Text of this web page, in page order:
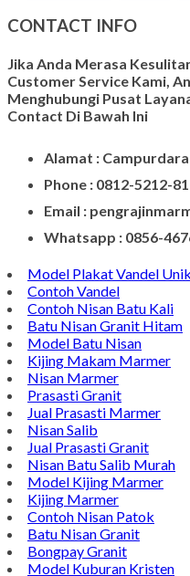
CONTACT INFO
Jika Anda Merasa
Customer Service Kami,
Menghubungi Pusat
Contact Di Bawah Ini
Alamat :
Phone : 0812-5212-
Email :
Whatsapp : 0856-
Model Plakat Vandel Unik
Contoh Vandel
Contoh Nisan Batu Kali
Batu Nisan Granit Hitam
Model Batu Nisan
Kijing Makam Marmer
Nisan Marmer
Prasasti Granit
Jual Prasasti Marmer
Nisan Salib
Jual Prasasti Granit
Nisan Batu Salib Murah
Model Kijing Marmer
Kijing Marmer
Contoh Nisan Patok
Batu Nisan Granit
Bongpay Granit
Model Kuburan Kristen